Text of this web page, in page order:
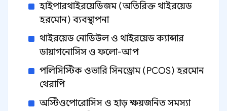
হাইপারথাইরয়েডিজম (অতিরিক্ত থাইরয়েড
হরমোন) ব্যবস্থাপনা
থাইরয়েড নোডিউল ও থাইরয়েড ক্যান্সার
ডায়াগনোসিস ও ফলো-আপ
পলিসিস্টিক ওভারি সিনড্রোম (PCOS) হরমোন
থেরাপি
অস্টিওপোরোসিস ও হাড় ক্ষয়জনিত সমস্যা